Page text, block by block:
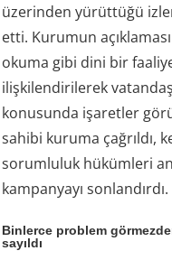
üzerinden yürüttüğü
etti. Kurumun
okuma gibi dini bir
ilişkilendirilerek
konusunda işaretler
sahibi kuruma çağrıldı,
sorumluluk hükümleri
kampanyayı sonlandırdı.
Binlerce problem
sayıldı